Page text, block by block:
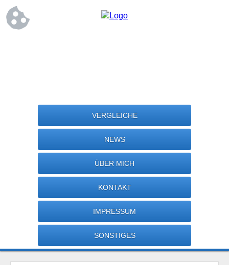
VERGLEICHE
NEWS
ÜBER MICH
KONTAKT
IMPRESSUM
SONSTIGES